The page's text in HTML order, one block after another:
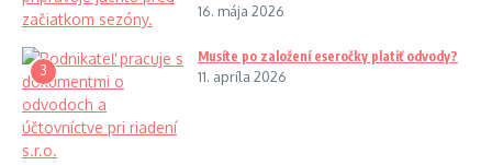
16. mája 2026
3
Musíte po založení eseročky platiť odvody?
11. apríla 2026